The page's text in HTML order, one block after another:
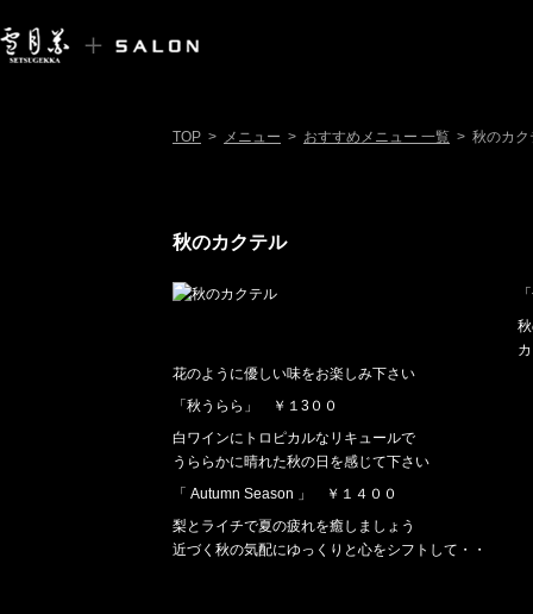
TOP > メニュー > おすすめメニュー 一覧 > 秋のカク
秋のカクテル
花のように優しい味をお楽しみ下さい
「秋うらら」 ￥１3００
白ワインにトロピカルなリキュールで
うららかに晴れた秋の日を感じて下さい
「 Autumn Season 」 ￥１４００
梨とライチで夏の疲れを癒しましょう
近づく秋の気配にゆっくりと心をシフトして・・